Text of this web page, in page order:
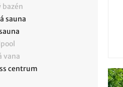
bazén
sauna
vana
centrum